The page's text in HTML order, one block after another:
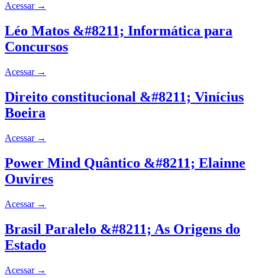
Acessar →
Léo Matos &#8211; Informática para
Concursos
Acessar →
Direito constitucional &#8211; Vinícius
Boeira
Acessar →
Power Mind Quântico &#8211; Elainne
Ouvires
Acessar →
Brasil Paralelo &#8211; As Origens do
Estado
Acessar →